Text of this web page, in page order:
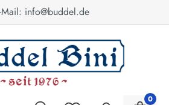
Mail: info@buddel.de
0